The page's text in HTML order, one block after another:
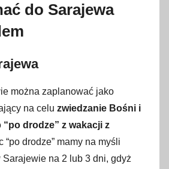
do Sarajewa
można zaplanować jako
na celu zwiedzanie Bośni i
drodze” z wakacji z
“po drodze” mamy na myśli
na 2 lub 3 dni, gdyż